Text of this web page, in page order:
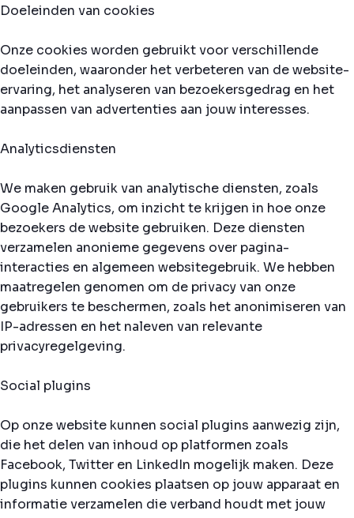
Doeleinden van cookies
Onze cookies worden gebruikt voor verschillende
doeleinden, waaronder het verbeteren van de website-
ervaring, het analyseren van bezoekersgedrag en het
aanpassen van advertenties aan jouw interesses.
Analyticsdiensten
We maken gebruik van analytische diensten, zoals
Google Analytics, om inzicht te krijgen in hoe onze
bezoekers de website gebruiken. Deze diensten
verzamelen anonieme gegevens over pagina-
interacties en algemeen websitegebruik. We hebben
maatregelen genomen om de privacy van onze
gebruikers te beschermen, zoals het anonimiseren van
IP-adressen en het naleven van relevante
privacyregelgeving.
Social plugins
Op onze website kunnen social plugins aanwezig zijn,
die het delen van inhoud op platformen zoals
Facebook, Twitter en LinkedIn mogelijk maken. Deze
plugins kunnen cookies plaatsen op jouw apparaat en
informatie verzamelen die verband houdt met jouw